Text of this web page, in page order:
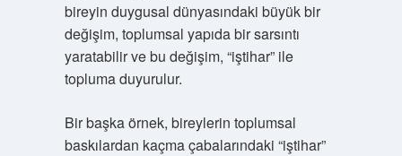
bireyin duygusal dünyasındaki büyük bir
değişim, toplumsal yapıda bir sarsıntı
yaratabilir ve bu değişim, “iştihar” ile
topluma duyurulur.
Bir başka örnek, bireylerin toplumsal
baskılardan kaçma çabalarındaki “iştihar”